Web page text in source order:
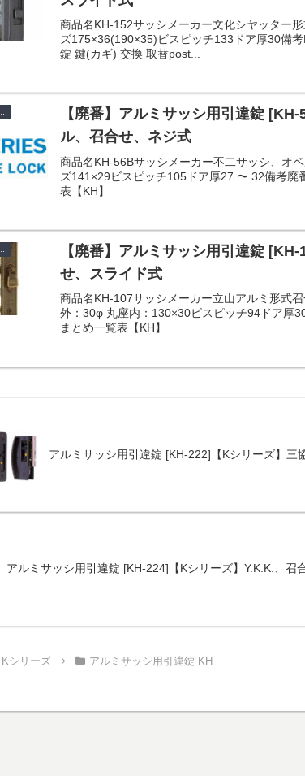
商品名KH-152サッシメーカー文化シヤッター
ズ175×36(190×35)ビスピッチ133ドア厚30備
錠 鍵(カギ) 交換 取替post...
アルミサッシ用引違錠 KH
【廃番】アルミサッシ用引違錠
ル、召合せ、ネジ式
商品名KH-56Bサッシメーカー不二サッシ、オ
ズ141×29ビスピッチ105ドア厚27 〜 32備考
表【KH】
アルミサッシ用引違錠 KH
【廃番】アルミサッシ用引違錠
せ、スライド式
商品名KH-107サッシメーカー立山アルミ形式
外：30φ 丸座内：130×30ビスピッチ94ドア厚
まとめ一覧表【KH】
アルミサッシ用引違錠 [KH-222]【Kシリーズ】三
アルミサッシ用引違錠 [KH-224]【Kシリーズ】Y.K.K.、召
Kシリーズ アルミサッシ用引違錠 KH